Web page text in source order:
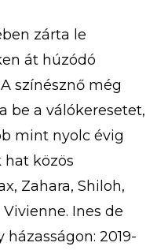
zárta le
át húzódó
színésznő még
be a válókeresetet,
mint nyolc évig
hat közös
Zahara, Shiloh,
Ines de
2019-